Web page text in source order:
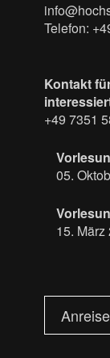
Telefon:
Kontakt
+49 7351
05.
15.